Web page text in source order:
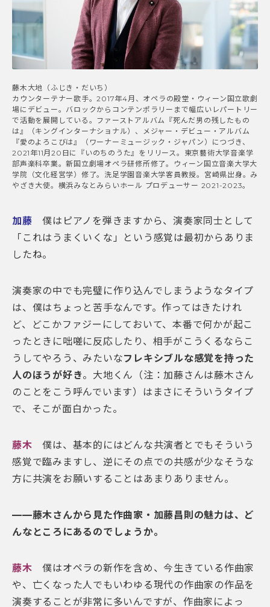
藤木大地（ふじき・だいち）
カウンターテナー歌手。2017年4月、オペラの殿堂・ウィーン国立歌劇
場にデビュー。バロックからコンテンポラリーまで幅広いレパートリー
で活動を展開している。ファーストアルバム『死んだ男の残したもの
は』（キングインターナショナル）、メジャー・デビュー・アルバム
『愛のよろこびは』（ワーナーミュージック・ジャパン）につづき、
2021年11月20日に『いのちのうた』をリリース。東京藝術大学音楽学
部声楽科卒業。新国立劇場オペラ研修所修了。ウィーン国立音楽大学大
学院（文化経営学）修了。洗足学園音楽大学客員教授。宮崎県出身。み
やざき大使。横浜みなとみらいホール プロデューサー 2021-2023。
加藤 僕はピアノを弾きますから、演奏家同士として
「これはうまくいくな」という感覚は最初からありま
したね。
演奏家の中でも完璧に作り込んでしまうようなタイプ
は、僕はちょっと苦手なんです。作ってはきたけれ
ど、どこかファジーにしておいて、本番で何かが起こ
ったときに咄嗟に反応したり、相手がこうくるならこ
うしてやろう、みたいなフレキシブルな感覚を持った
人のほうが好き。大地くん（注：加藤さんは藤木さん
のことをこう呼んでいます）はまさにそういうタイプ
で、そこが面白かった。
藤木 僕は、基本的にはどんな共演者とでもそういう
感覚で臨みますし、逆にその点での共感が少なそうな
方に共演をお願いすることはあまりありません。
——藤木さんから見た作曲家・加藤昌則の魅力は、ど
んなところにあるのでしょうか。
藤木 僕はオペラの新作を含め、今生きている作曲家
や、亡くなった人でもいわゆる現代の作曲家の作品を
演奏することが非常に多いんですが、作曲家によっ